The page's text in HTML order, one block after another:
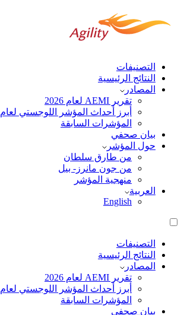
التصنيفات
النتائج الرئيسية
المصادر
تقرير AEMI لعام 2026
أبرز أحداث المؤشر اللوجستي لعام 2026
المؤشرات السابقة
بيان صحفي
حول المؤشر
من طارق سلطان
من جون مانرز- بيل
منهجية المؤشر
العربية‏
English
التصنيفات
النتائج الرئيسية
المصادر
تقرير AEMI لعام 2026
أبرز أحداث المؤشر اللوجستي لعام 2026
المؤشرات السابقة
بيان صحفي